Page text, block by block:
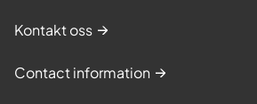
Kontakt oss
Contact information